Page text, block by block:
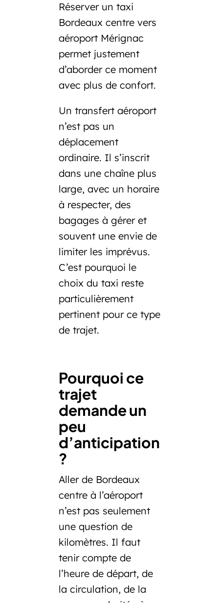
Réserver un taxi
Bordeaux centre vers
aéroport Mérignac
permet justement
d’aborder ce moment
avec plus de confort.
Un transfert aéroport
n’est pas un
déplacement
ordinaire. Il s’inscrit
dans une chaîne plus
large, avec un horaire
à respecter, des
bagages à gérer et
souvent une envie de
limiter les imprévus.
C’est pourquoi le
choix du taxi reste
particulièrement
pertinent pour ce type
de trajet.
Pourquoi ce
trajet
demande un
peu
d’anticipation
?
Aller de Bordeaux
centre à l’aéroport
n’est pas seulement
une question de
kilomètres. Il faut
tenir compte de
l’heure de départ, de
la circulation, de la